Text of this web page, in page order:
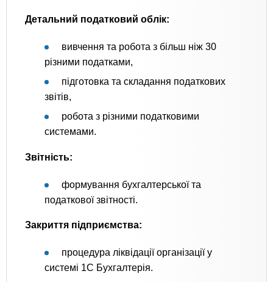
Детальний податковий облік:
вивчення та робота з більш ніж 30
різними податками,
підготовка та складання податкових
звітів,
робота з різними податковими
системами.
Звітність:
формування бухгалтерської та
податкової звітності.
Закриття підприємства:
процедура ліквідації організації у
системі 1С Бухгалтерія.